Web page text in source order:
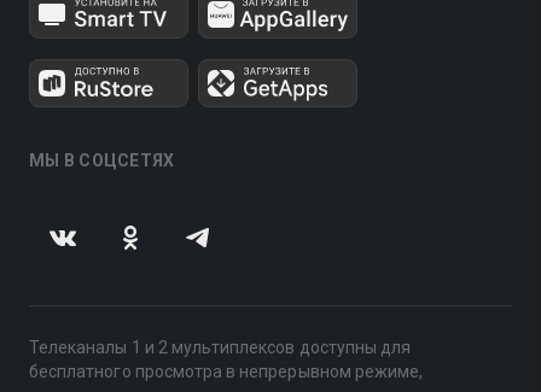
МЫ В СОЦСЕТЯХ
Телеканалы 1 и 2 мультиплексов доступны для
бесплатного просмотра в непрерывном режиме,